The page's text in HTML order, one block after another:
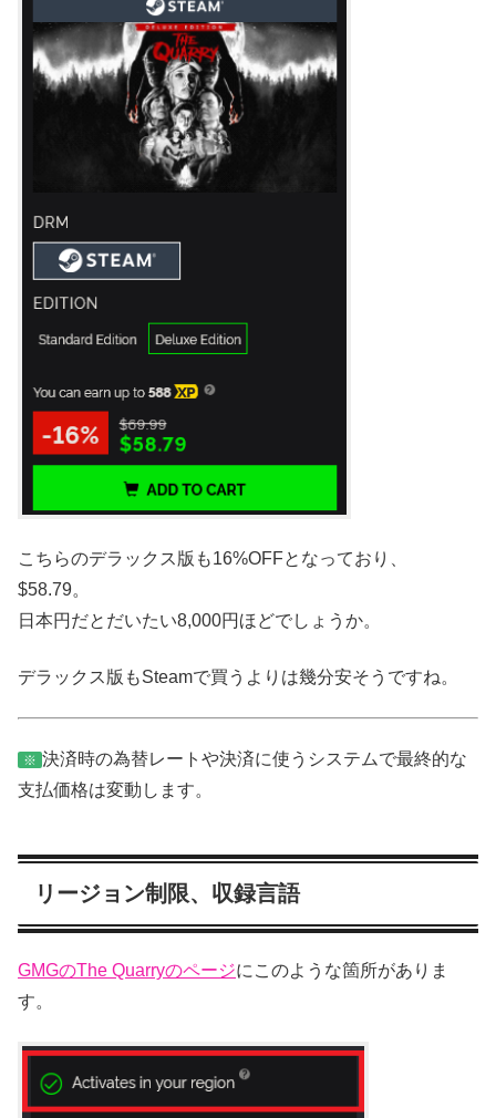
こちらのデラックス版も16%OFFとなっており、
$58.79。
日本円だとだいたい8,000円ほどでしょうか。
デラックス版もSteamで買うよりは幾分安そうですね。
※ 決済時の為替レートや決済に使うシステムで最終的な
支払価格は変動します。
リージョン制限、収録言語
GMGのThe Quarryのページにこのような箇所がありま
す。